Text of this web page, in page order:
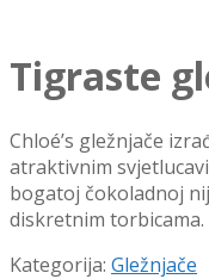
Tigraste
Chloé’s gležnjače
atraktivnim
bogatoj čokoladnoj
diskretnim torbicama.
Kategorija: Gležnjače